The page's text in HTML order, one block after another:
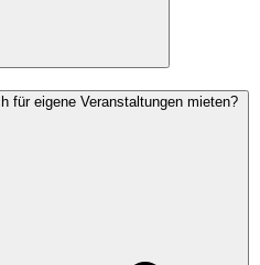
für eigene Veranstaltungen mieten?